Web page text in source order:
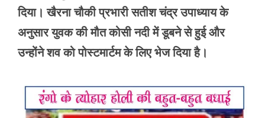
दिया। खैरना चौकी प्रभारी सतीश चंद्र उपाध्याय के
अनुसार युवक की मौत कोसी नदी में डूबने से हुई और
उन्होंने शव को पोस्टमार्टम के लिए भेज दिया है।